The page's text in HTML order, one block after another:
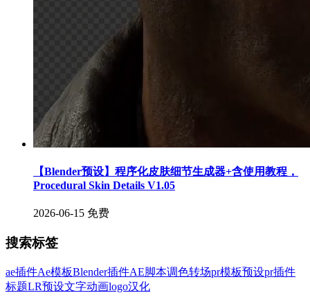
【Blender预设】程序化皮肤细节生成器+含使用教程，
Procedural Skin Details V1.05
2026-06-15 免费
搜索标签
ae插件Ae模板Blender插件AE脚本调色转场pr模板预设pr插件
标题LR预设文字动画logo汉化